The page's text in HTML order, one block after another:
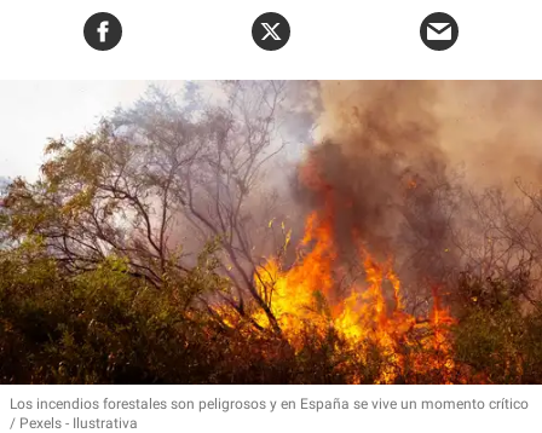
Los incendios forestales son peligrosos y en España se vive un momento crítico
Pexels - Ilustrativa